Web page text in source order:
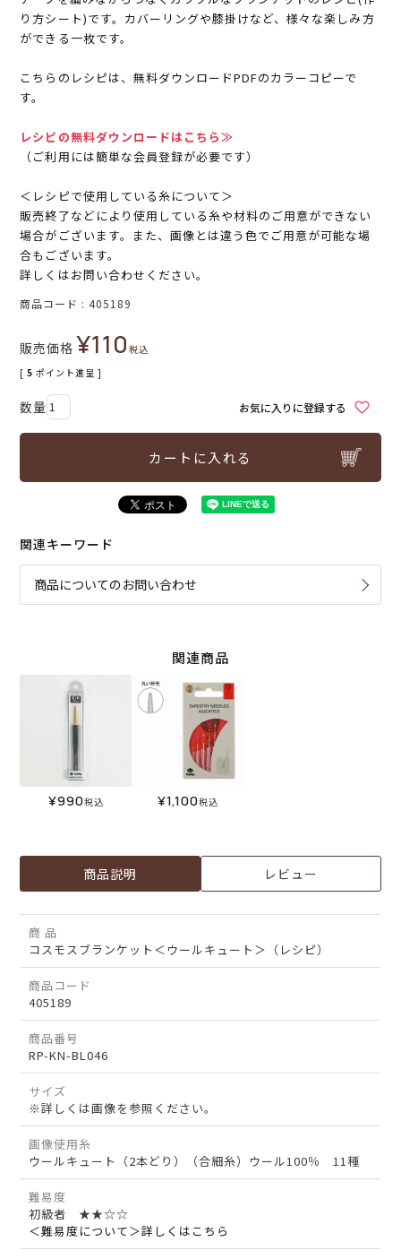
り方シート)です。カバーリングや膝掛けなど、様々な楽しみ方
ができる一枚です。
こちらのレシピは、無料ダウンロードPDFのカラーコピーで
す。
レシピの無料ダウンロードはこちら≫
（ご利用には簡単な会員登録が必要です）
＜レシピで使用している糸について＞
販売終了などにより使用している糸や材料のご用意ができない
場合がございます。また、画像とは違う色でご用意が可能な場
合もございます。
詳しくはお問い合わせください。
商品コード 405189
販売価格 ¥110税込
[ 5 ポイント進呈 ]
お気に入りに登録する
カートに入れる
関連キーワード
商品についてのお問い合わせ
関連商品
¥990税込 ¥1,100税込
商品説明 レビュー
商 品
コスモスブランケット＜ウールキュート＞（レシピ）
商品コード
405189
商品番号
RP-KN-BL046
サイズ
※詳しくは画像を参照ください。
画像使用糸
ウールキュート（2本どり）（合細糸）ウール100％ 11種
難易度
初級者 ★★☆☆
＜難易度について＞詳しくはこちら